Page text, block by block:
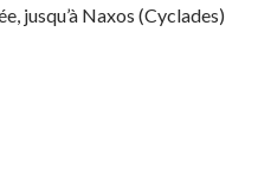
jusqu’à Naxos (Cyclades)